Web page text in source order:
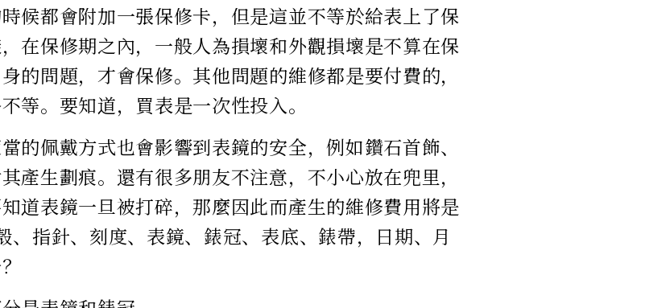
候都會附加一張保修卡，但是這並不等於給表上了保
在保修期之內，一般人為損壞和外觀損壞是不算在保
的問題，才會保修。其他問題的維修都是要付費的，
等。要知道，買表是一次性投入。
的佩戴方式也會影響到表鏡的安全，例如鑽石首飾、
產生劃痕。還有很多朋友不注意，不小心放在兜里，
道表鏡一旦被打碎，那麼因此而產生的維修費用將是
、指針、刻度、表鏡、錶冠、表底、錶帶，日期、月